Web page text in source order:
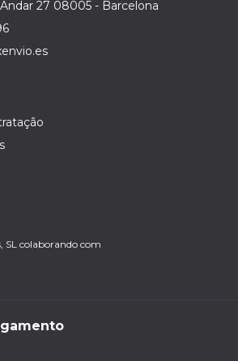
Andar 27 08005 - Barcelona
SL colaborando com